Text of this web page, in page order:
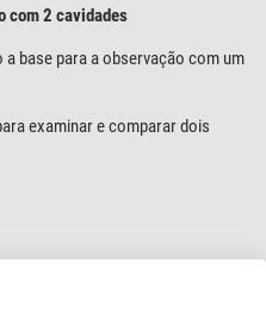
com 2 cavidades
base para a observação com um
examinar e comparar dois
magoe